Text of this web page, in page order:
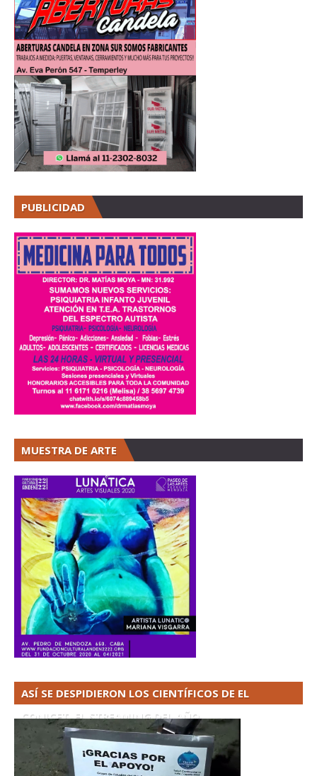
PUBLICIDAD
MUESTRA DE ARTE
ASÍ SE DESPIDIERON LOS CIENTÍFICOS DE EL
CONICET. EL STREAMING DEL AÑO